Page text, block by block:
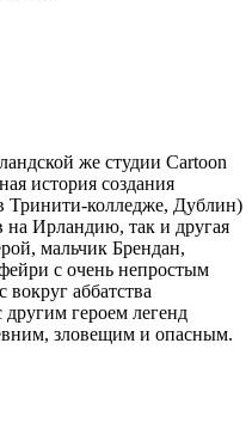
же студии Cartoon
история создания
Тринити-колледже, Дублин)
на Ирландию, так и другая
мальчик Брендан,
с очень непростым
аббатства
героем легенд
зловещим и опасным.